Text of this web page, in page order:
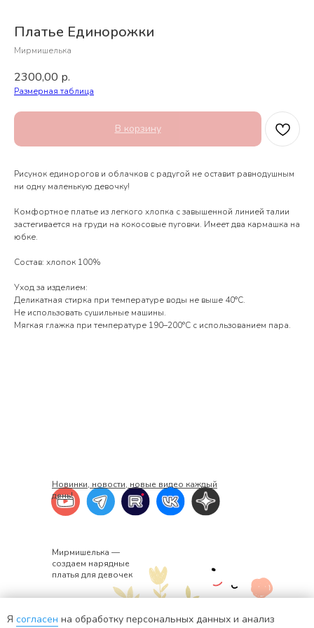
Платье Единорожки
Мирмишелька
2300,00 р.
Размерная таблица
В корзину
Рисунок единорогов и облачков с радугой не оставит равнодушным
ни одну маленькую девочку!
Комфортное платье из легкого хлопка с завышенной линией талии
застегивается на груди на кокосовые пуговки. Имеет два кармашка на
юбке.
Состав: хлопок 100%
Уход за изделием:
Деликатная стирка при температуре воды не выше 40°С.
Не использовать сушильные машины.
Мягкая глажка при температуре 190–200°С с использованием пара.
Мирмишелька —
создаем нарядные
платья для девочек
Новинки, новости, новые видео каждый
день!
Я согласен на обработку персональных данных и анализ